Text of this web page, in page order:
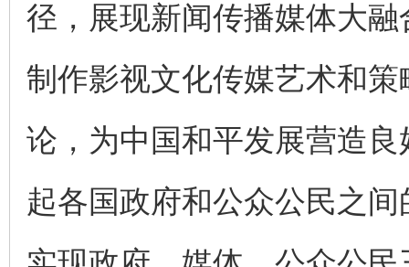
径，展现新闻传播媒体大
制作影视文化传媒艺术和
论，为中国和平发展营造
起各国政府和公众公民之